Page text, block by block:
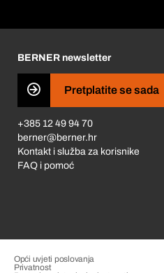
Business Conduct
BERNER newsletter
Pretplatite se sada
+385 12 49 94 70
berner@berner.hr
Kontakt i služba za korisnike
FAQ i pomoć
Opći uvjeti poslovanja
Privatnost